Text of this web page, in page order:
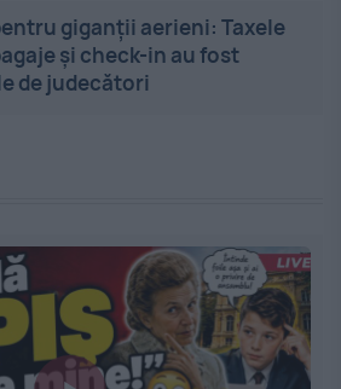
giganții aerieni: Taxele
și check-in au fost
de judecători